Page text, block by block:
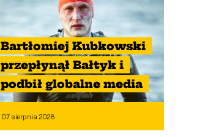
Bartłomiej Kubkowski
przepłynął Bałtyk i
podbił globalne media
07 sierpnia 2026